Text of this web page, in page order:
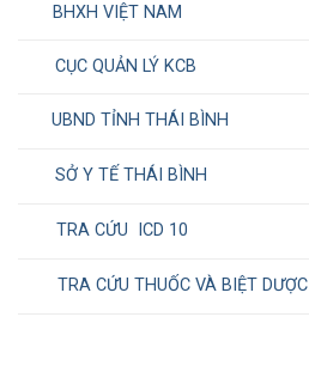
BHXH VIỆT NAM
CỤC QUẢN LÝ KCB
UBND TỈNH THÁI BÌNH
SỞ Y TẾ THÁI BÌNH
TRA CỨU ICD 10
TRA CỨU THUỐC VÀ BIỆT DƯỢC